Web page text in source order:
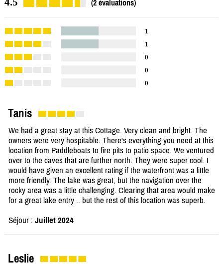
(2 évaluations)
1
1
0
0
0
Tanis
We had a great stay at this Cottage. Very clean and bright. The
owners were very hospitable. There's everything you need at this
location from Paddleboats to fire pits to patio space. We ventured
over to the caves that are further north. They were super cool. I
would have given an excellent rating if the waterfront was a little
more friendly. The lake was great, but the navigation over the
rocky area was a little challenging. Clearing that area would make
for a great lake entry .. but the rest of this location was superb.
Séjour : Juillet 2024
Leslie